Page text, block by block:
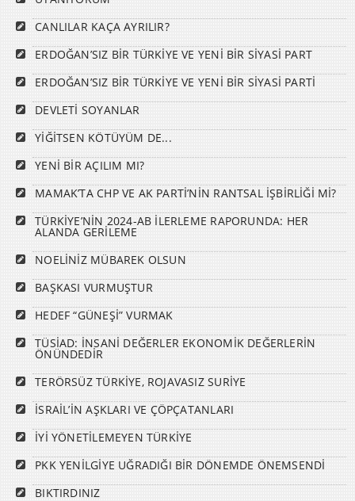
CANLILAR KAÇA AYRILIR?
ERDOĞAN’SIZ BİR TÜRKİYE VE YENİ BİR SİYASİ PART
ERDOĞAN’SIZ BİR TÜRKİYE VE YENİ BİR SİYASİ PARTİ
DEVLETİ SOYANLAR
YİĞİTSEN KÖTÜYÜM DE...
YENİ BİR AÇILIM MI?
MAMAK’TA CHP VE AK PARTİ’NİN RANTSAL İŞBİRLİĞİ Mİ?
TÜRKİYE’NİN 2024-AB İLERLEME RAPORUNDA: HER
ALANDA GERİLEME
NOELİNİZ MÜBAREK OLSUN
BAŞKASI VURMUŞTUR
HEDEF “GÜNEŞİ” VURMAK
TÜSİAD: İNSANİ DEĞERLER EKONOMİK DEĞERLERİN
ÖNÜNDEDİR
TERÖRSÜZ TÜRKİYE, ROJAVASIZ SURİYE
İSRAİL’İN AŞKLARI VE ÇÖPÇATANLARI
İYİ YÖNETİLEMEYEN TÜRKİYE
PKK YENİLGİYE UĞRADIĞI BİR DÖNEMDE ÖNEMSENDİ
BIKTIRDINIZ